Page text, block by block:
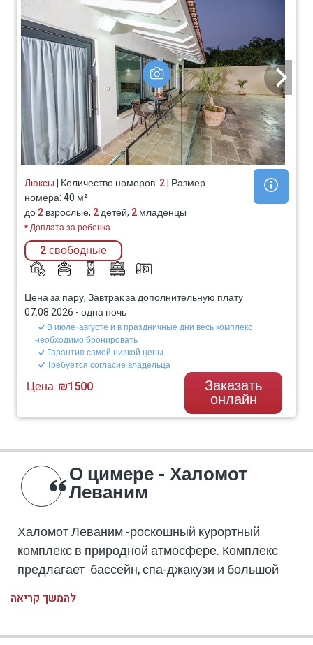
Люксы| Количество номеров: 2| Размер
номера: 40 м²
до2взрослые, 2детей, 2младенцы
* Доплата за ребенка
2 свободные
Цена за пару, Завтрак за дополнительную плату
07.08.2026 -одна ночь
В июле-августе и в праздничные дни весь комплекс
необходимо бронировать
Гарантия самой низкой цены
Требуется согласие владельца
Цена ₪1500 Заказать
онлайн
О цимере - Халомот
Леваним
Халомот Леваним -роскошный курортный
комплекс в природной атмосфере. Комплекс
предлагает бассейн, спа-джакузи и большой
В комплексе - 12 номеров: 4 люкса и 8
להמשך קריאה